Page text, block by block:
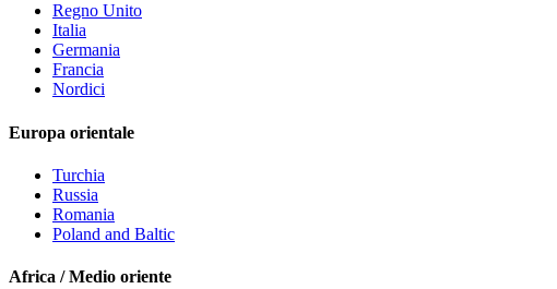
Regno Unito
Italia
Germania
Francia
Nordici
Europa orientale
Turchia
Russia
Romania
Poland and Baltic
Africa / Medio oriente